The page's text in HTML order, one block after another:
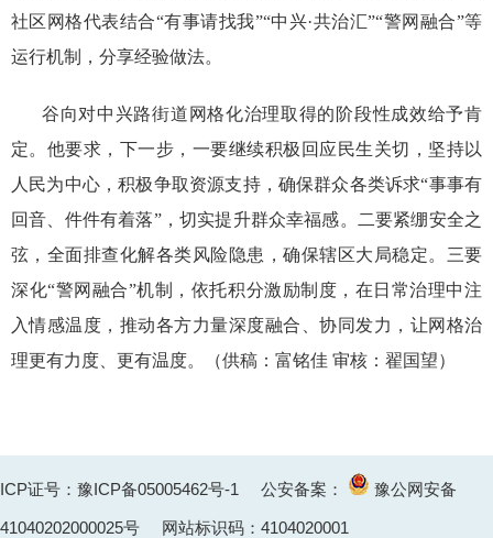
社区网格代表结合“有事请找我”“中兴·共治汇”“警网融合”等
运行机制，分享经验做法。
谷向对中兴路街道网格化治理取得的阶段性成效给予肯
定。他要求，下一步，一要继续积极回应民生关切，坚持以
人民为中心，积极争取资源支持，确保群众各类诉求“事事有
回音、件件有着落”，切实提升群众幸福感。二要紧绷安全之
弦，全面排查化解各类风险隐患，确保辖区大局稳定。三要
深化“警网融合”机制，依托积分激励制度，在日常治理中注
入情感温度，推动各方力量深度融合、协同发力，让网格治
理更有力度、更有温度。（供稿：富铭佳 审核：翟国望）
ICP证号：豫ICP备05005462号-1 公安备案： 豫公网安备
41040202000025号 网站标识码：4104020001